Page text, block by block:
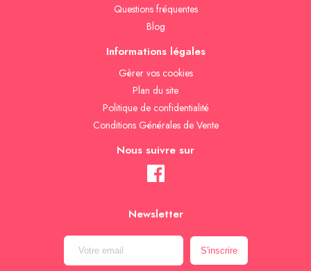
Questions fréquentes
Blog
Informations légales
Gèrer vos cookies
Plan du site
Politique de confidentialité
Conditions Générales de Vente
Nous suivre sur
Newsletter